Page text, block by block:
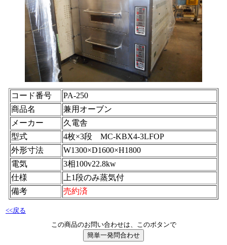
コード番号
PA-250
商品名
兼用オーブン
メーカー
久電舎
型式
4枚×3段 MC-KBX4-3LFOP
外形寸法
W1300×D1600×H1800
電気
3相100v22.8kw
仕様
上1段のみ蒸気付
備考
売約済
<<戻る
この商品のお問い合わせは、このボタンで